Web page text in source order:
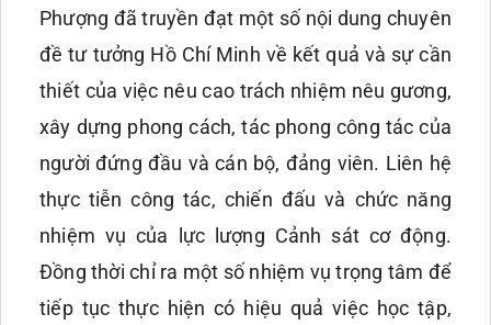
Phượng đã truyền đạt một số nội dung chuyên
đề tư tưởng Hồ Chí Minh về kết quả và sự cần
thiết của việc nêu cao trách nhiệm nêu gương,
xây dựng phong cách, tác phong công tác của
người đứng đầu và cán bộ, đảng viên. Liên hệ
thực tiễn công tác, chiến đấu và chức năng
nhiệm vụ của lực lượng Cảnh sát cơ động.
Đồng thời chỉ ra một số nhiệm vụ trọng tâm để
tiếp tục thực hiện có hiệu quả việc học tập,